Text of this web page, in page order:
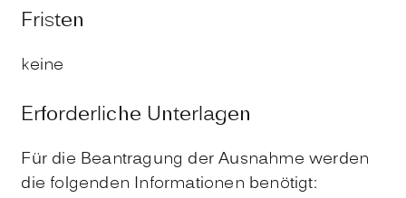
Fristen
keine
Erforderliche Unterlagen
Für die Beantragung der Ausnahme werden
die folgenden Informationen benötigt: